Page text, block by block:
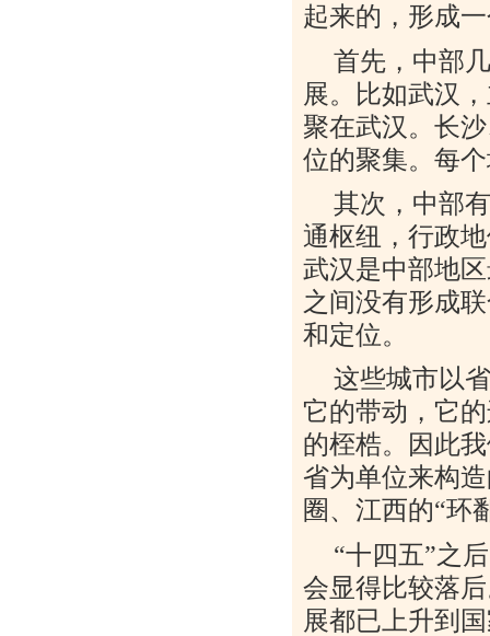
起来的，形成
首先，中部
展。比如武汉
聚在武汉。长
位的聚集。每
其次，中部
通枢纽，行政
武汉是中部地
之间没有形成
和定位。
这些城市以
它的带动，它
的桎梏。因此
省为单位来构
圈、江西的“环
“十四五”之
会显得比较落
展都已上升到